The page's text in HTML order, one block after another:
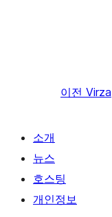
이전 Virza
소개
뉴스
호스팅
개인정보